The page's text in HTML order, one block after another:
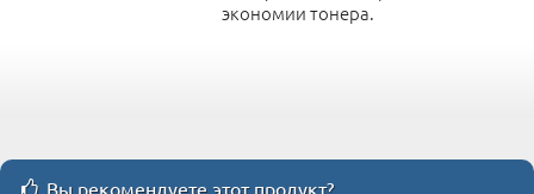
экономии тонера.
Вы рекомендуете этот продукт?